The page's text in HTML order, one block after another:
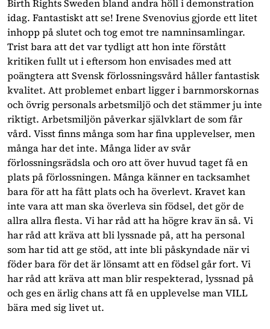
minute,
18
seconds
Birth Rights Sweden bland andra höll i demonstration
idag. Fantastiskt att se! Irene Svenovius gjorde ett litet
inhopp på slutet och tog emot tre namninsamlingar.
Trist bara att det var tydligt att hon inte förstått
kritiken fullt ut i eftersom hon envisades med att
poängtera att Svensk förlossningsvård håller fantastisk
kvalitet. Att problemet enbart ligger i barnmorskornas
och övrig personals arbetsmiljö och det stämmer ju inte
riktigt. Arbetsmiljön påverkar självklart de som får
vård. Visst finns många som har fina upplevelser, men
många har det inte. Många lider av svår
förlossningsrädsla och oro att över huvud taget få en
plats på förlossningen. Många känner en tacksamhet
bara för att ha fått plats och ha överlevt. Kravet kan
inte vara att man ska överleva sin födsel, det gör de
allra allra flesta. Vi har råd att ha högre krav än så. Vi
har råd att kräva att bli lyssnade på, att ha personal
som har tid att ge stöd, att inte bli påskyndade när vi
föder bara för det är lönsamt att en födsel går fort. Vi
har råd att kräva att man blir respekterad, lyssnad på
och ges en ärlig chans att få en upplevelse man VILL
bära med sig livet ut.